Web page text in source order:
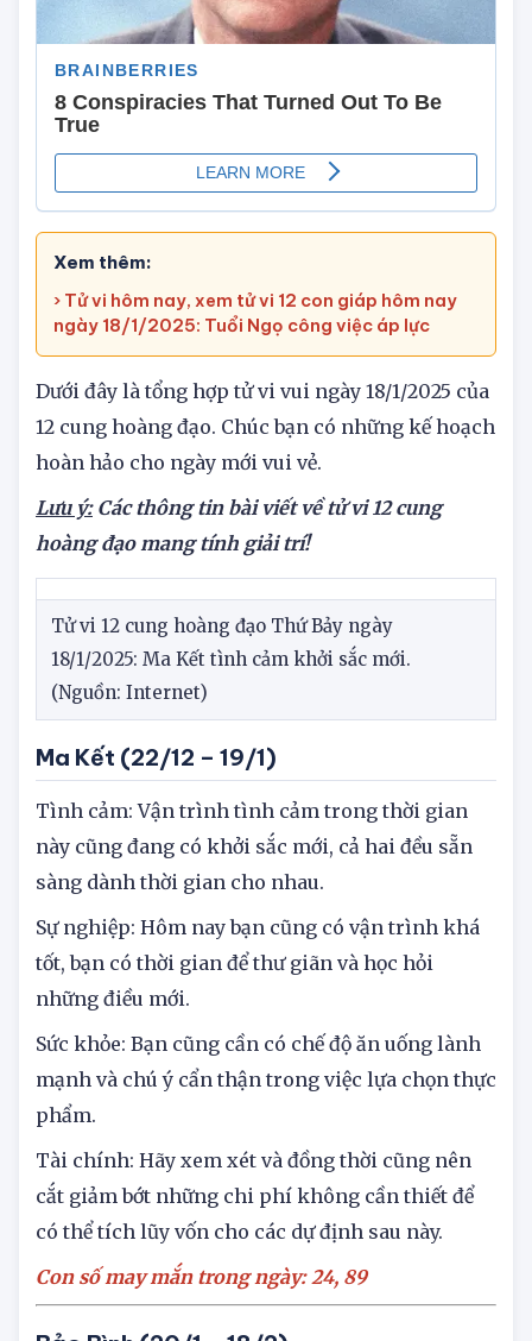
Xem thêm:
› Tử vi hôm nay, xem tử vi 12 con giáp hôm nay
ngày 18/1/2025: Tuổi Ngọ công việc áp lực
Dưới đây là tổng hợp tử vi vui ngày 18/1/2025 của
12 cung hoàng đạo. Chúc bạn có những kế hoạch
hoàn hảo cho ngày mới vui vẻ.
Lưu ý:Các thông tin bài viết về tử vi 12 cung
hoàng đạo mang tính giải trí!
Tử vi 12 cung hoàng đạo Thứ Bảy ngày
18/1/2025: Ma Kết tình cảm khởi sắc mới.
(Nguồn: Internet)
Ma Kết (22/12 – 19/1)
Tình cảm: Vận trình tình cảm trong thời gian
này cũng đang có khởi sắc mới, cả hai đều sẵn
sàng dành thời gian cho nhau.
Sự nghiệp: Hôm nay bạn cũng có vận trình khá
tốt, bạn có thời gian để thư giãn và học hỏi
những điều mới.
Sức khỏe: Bạn cũng cần có chế độ ăn uống lành
mạnh và chú ý cẩn thận trong việc lựa chọn thực
phẩm.
Tài chính: Hãy xem xét và đồng thời cũng nên
cắt giảm bớt những chi phí không cần thiết để
có thể tích lũy vốn cho các dự định sau này.
Con số may mắn trong ngày: 24, 89